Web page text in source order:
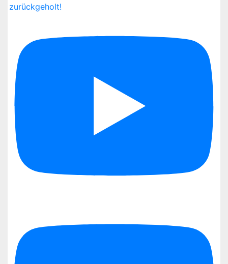
zurückgeholt!